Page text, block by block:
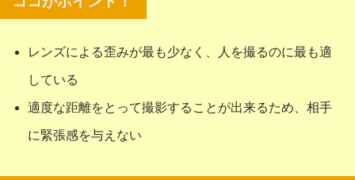
レンズによる歪みが最も少なく、人を撮るのに最も適
している
適度な距離をとって撮影することが出来るため、相手
に緊張感を与えない